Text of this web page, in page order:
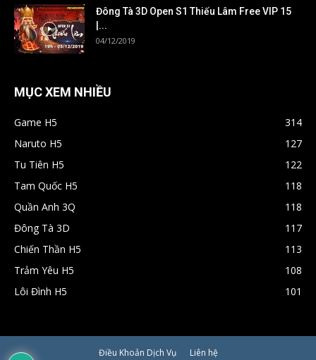
Đông Tà 3D Open S1 Thiếu Lâm Free VIP 15
|...
04/12/2019
MỤC XEM NHIỀU
Game H5
314
Naruto H5
127
Tu Tiên H5
122
Tam Quốc H5
118
Quần Anh 3Q
118
Đông Tà 3D
117
Chiến Thần H5
113
Trảm Yêu H5
108
Lôi Đình H5
101
Điều Khoản Dịch Vụ Liên hệ